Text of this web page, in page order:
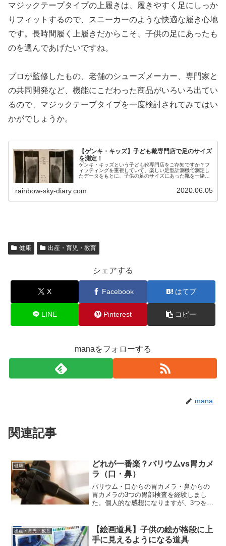
マジックテープタイプの上履きは、履きやすく足にしっか
りフィットするので、スニーカーのような快適な履き心地
です。長時間履く上履きだからこそ、子供の足にあったも
のを選んであげたいですね。
プロが監修したもの、老舗のシューズメーカー、専門家と
の共同開発など、機能にこだわった商品がいろいろ出てい
るので、マジックテープタイプを一度検討されてみてはい
かがでしょうか。
【ゲンキ・キッズ】子ども靴専門店で足のサイズ
を測定！
ゲンキ・キッズという子ども靴専門店をご存知ですか？フ
ィッティングを重視していて、楽しい足型計測機で測定し
たデータをもとに、子供の足のサイズにあった靴を一緒に
rainbow-sky-diary.com 2020.06.05
健康 出産・育児・教育
シェアする
X Facebook はてブ
LINE Pinterest コピー
manaをフォローする
mana
関連記事
健康
どれが一番楽？バリウムvs胃カメ
ラ（口・鼻）
バリウム・口からの胃カメラ・鼻からの
胃カメラの3つの胃部検査を経験しまし
た。個人的な感想になりますが、3つを比
の発泡剤を飲みました。粉のラムネのよ
うなものを水で流し込...
出産・育児・教育
【絵画道具】子供の絵が格段に上
手に見えるようになる道具